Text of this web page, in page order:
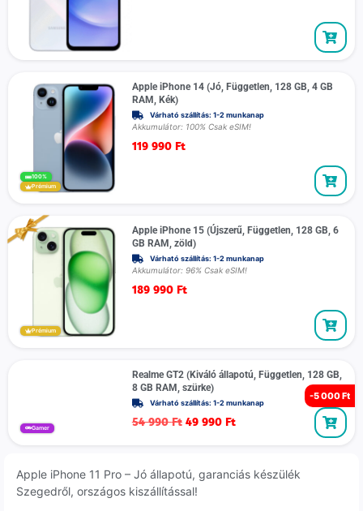
100%
Prémium
Apple iPhone 14 (Jó, Független, 128 GB, 4 GB
RAM, Kék)
Várható szállítás: 1-2 munkanap
Akkumulátor: 100% Csak eSIM!
119 990 Ft
Prémium
Apple iPhone 15 (Újszerű, Független, 128 GB, 6
GB RAM, zöld)
Várható szállítás: 1-2 munkanap
Akkumulátor: 96% Csak eSIM!
189 990 Ft
-5 000 Ft
Gamer
Realme GT2 (Kiváló állapotú, Független, 128 GB,
8 GB RAM, szürke)
Várható szállítás: 1-2 munkanap
54 990Ft 49 990 Ft
Apple iPhone 11 Pro – Jó állapotú, garanciás készülék
Szegedről, országos kiszállítással!